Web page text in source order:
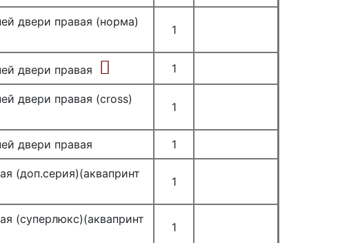
двери правая (норма)
1
двери правая 1
двери правая (cross)
1
двери правая 1
(доп.серия)(аквапринт
1
(суперлюкс)(аквапринт
1